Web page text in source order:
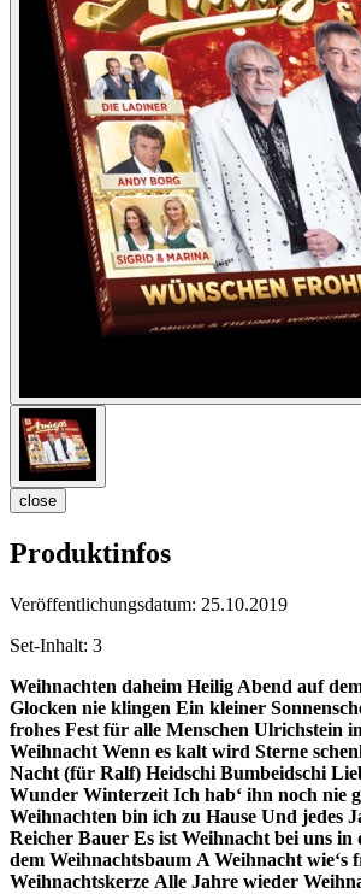
close
Produktinfos
Veröffentlichungsdatum: 25.10.2019
Set-Inhalt: 3
Weihnachten daheim Heilig Abend auf
Glocken nie klingen Ein kleiner
frohes Fest für alle Menschen Ulrichstein
Weihnacht Wenn es kalt wird Sterne
Nacht (für Ralf) Heidschi Bumbeidschi
Wunder Winterzeit Ich hab‘ ihn noch nie
Weihnachten bin ich zu Hause Und jedes
Reicher Bauer Es ist Weihnacht bei uns in
dem Weihnachtsbaum A Weihnacht wie‘s
Weihnachtskerze Alle Jahre wieder